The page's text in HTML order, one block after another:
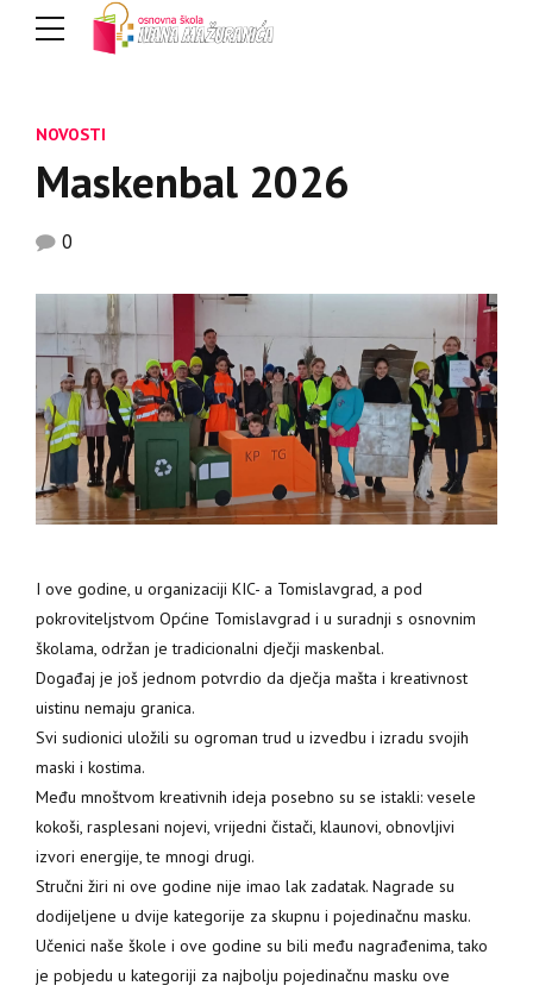
NOVOSTI
Maskenbal 2026
0
I ove godine, u organizaciji KIC- a Tomislavgrad, a pod
pokroviteljstvom Općine Tomislavgrad i u suradnji s osnovnim
školama, održan je tradicionalni dječji maskenbal.
Događaj je još jednom potvrdio da dječja mašta i kreativnost
uistinu nemaju granica.
Svi sudionici uložili su ogroman trud u izvedbu i izradu svojih
maski i kostima.
Među mnoštvom kreativnih ideja posebno su se istakli: vesele
kokoši, rasplesani nojevi, vrijedni čistači, klaunovi, obnovljivi
izvori energije, te mnogi drugi.
Stručni žiri ni ove godine nije imao lak zadatak. Nagrade su
dodijeljene u dvije kategorije za skupnu i pojedinačnu masku.
Učenici naše škole i ove godine su bili među nagrađenima, tako
je pobjedu u kategoriji za najbolju pojedinačnu masku ove